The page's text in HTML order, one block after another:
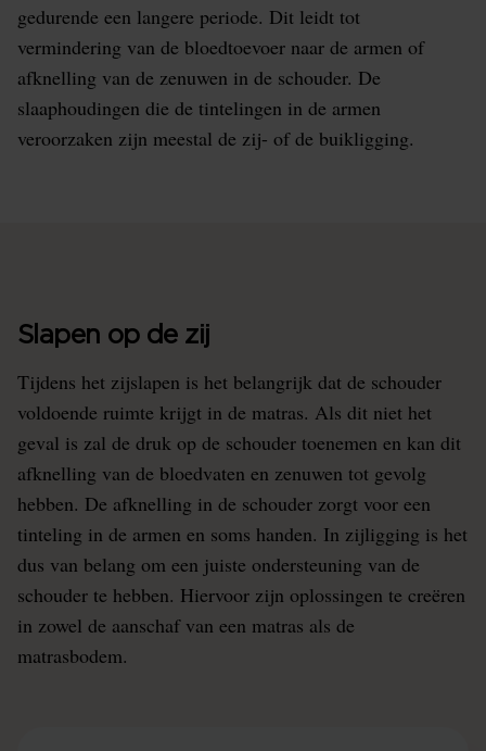
gedurende een langere periode. Dit leidt tot
vermindering van de bloedtoevoer naar de armen of
afknelling van de zenuwen in de schouder. De
slaaphoudingen die de tintelingen in de armen
veroorzaken zijn meestal de zij- of de buikligging.
Slapen op de zij
Tijdens het zijslapen is het belangrijk dat de schouder
voldoende ruimte krijgt in de matras. Als dit niet het
geval is zal de druk op de schouder toenemen en kan dit
afknelling van de bloedvaten en zenuwen tot gevolg
hebben. De afknelling in de schouder zorgt voor een
tinteling in de armen en soms handen. In zijligging is het
dus van belang om een juiste ondersteuning van de
schouder te hebben. Hiervoor zijn oplossingen te creëren
in zowel de aanschaf van een matras als de
matrasbodem.